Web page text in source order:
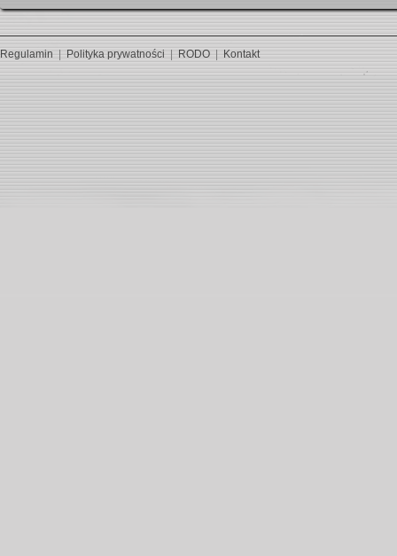
Regulamin Polityka prywatności RODO Kontakt